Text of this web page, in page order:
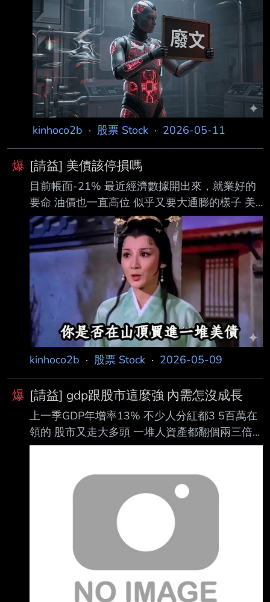
kinhoco2b · 股票 Stock · 2026-05-11
爆 [請益] 美債該停損嗎
目前帳面-21% 最近經濟數據開出來，就業好的
要命 油價也一直高位 似乎又要大通膨的樣子 美
債該停損嗎？ ----- Sent from PttX on my
Android --
kinhoco2b · 股票 Stock · 2026-05-09
爆 [請益] gdp跟股市這麼強 內需怎沒成長
上一季GDP年增率13% 不少人分紅都3 5百萬在
領的 股市又走大多頭 一堆人資產都翻個兩三倍
但看統計今年內需只成長1% 百貨/餐飲股業績平
liu1981sssss: 國要訂商務艙有時還會售完，要換
時間或航空公司 05/09 08:03